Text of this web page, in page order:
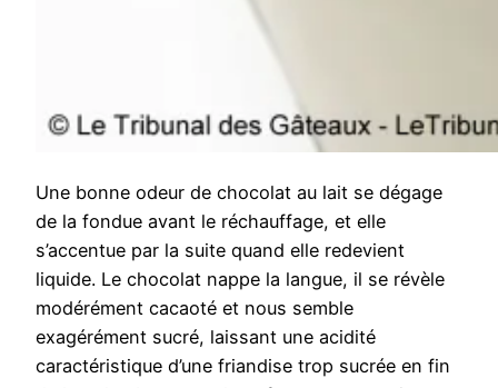
Une bonne odeur de chocolat au lait se dégage
de la fondue avant le réchauffage, et elle
s’accentue par la suite quand elle redevient
liquide. Le chocolat nappe la langue, il se révèle
modérément cacaoté et nous semble
exagérément sucré, laissant une acidité
caractéristique d’une friandise trop sucrée en fin